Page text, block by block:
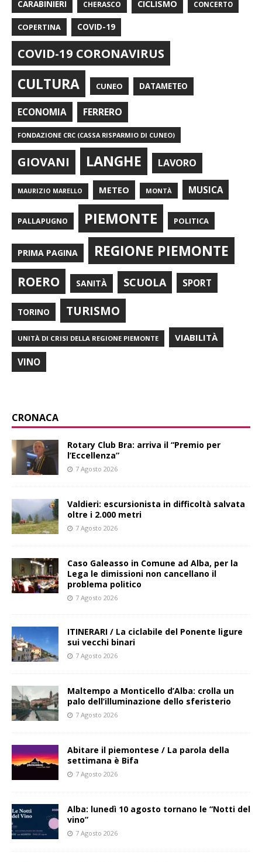
CARABINIERI CHERASCO CICLISMO CONCERTO
COPERTINA COVID-19
COVID-19 CORONAVIRUS
CULTURA CUNEO DATAMETEO
ECONOMIA FERRERO
FONDAZIONE CRC (CASSA RISPARMIO DI CUNEO)
GIOVANI LANGHE LAVORO
MAURIZIO MARELLO METEO MONTÀ MUSICA
PALLAPUGNO PIEMONTE POLITICA
PRIMA PAGINA REGIONE PIEMONTE
ROERO SANITÀ SCUOLA SPORT
TORINO TURISMO
UNITÀ DI CRISI DELLA REGIONE PIEMONTE VIABILITÀ
VINO
CRONACA
Rotary Club Bra: arriva il “Premio per
l’Eccellenza”
7 Agosto 2026
Valdieri: escursionista in difficoltà salvata
oltre i 2.000 metri
7 Agosto 2026
Caso Galeasso in Comune ad Alba, per la
Lega le dimissioni non cancellano il
problema politico
7 Agosto 2026
ITINERARI / La ciclabile del Ponente ligure
sui vecchi binari
7 Agosto 2026
Maltempo a Monticello d’Alba: crolla un
palo dell’illuminazione dello sferisterio
7 Agosto 2026
Abitare il piemontese / La parola della
settimana è Bifa
7 Agosto 2026
Alba: lunedì 10 agosto tornano le “Notti del
vino”
7 Agosto 2026